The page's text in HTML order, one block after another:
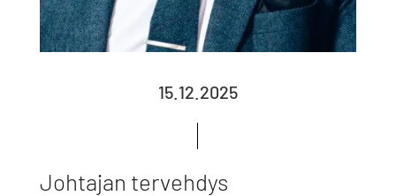
15.12.2025
Johtajan tervehdys